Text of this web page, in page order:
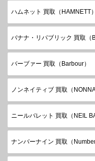
ハムネット 買取（HAMNETT）
バナナ・リパブリック 買取（
バーブァー 買取（Barbour）
ノンネイティブ 買取（
ニールバレット 買取（NEIL
ナンバーナイン 買取（